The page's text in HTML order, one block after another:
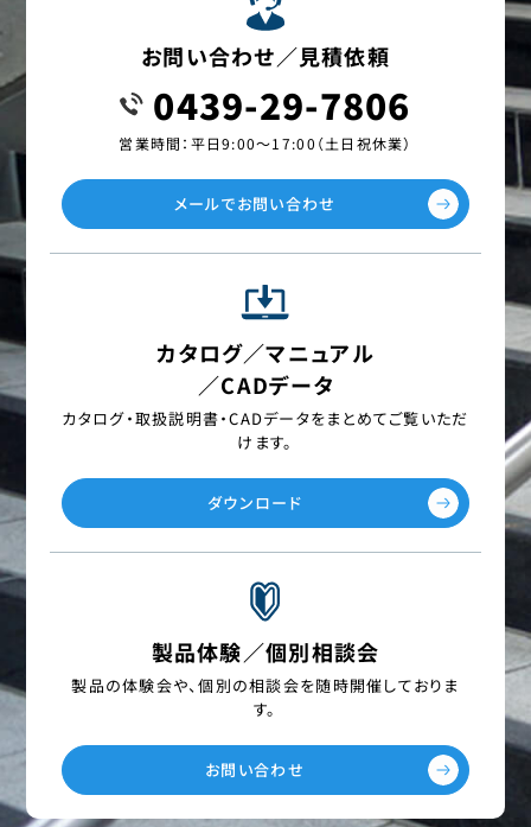
お問い合わせ／見積依頼
0439-29-7806
営業時間：平日9:00〜17:00（土日祝休業）
メールでお問い合わせ
カタログ／マニュアル
／CADデータ
カタログ・取扱説明書・CADデータをまとめてご覧いただ
けます。
ダウンロード
製品体験／個別相談会
製品の体験会や、個別の相談会を随時開催しておりま
す。
お問い合わせ